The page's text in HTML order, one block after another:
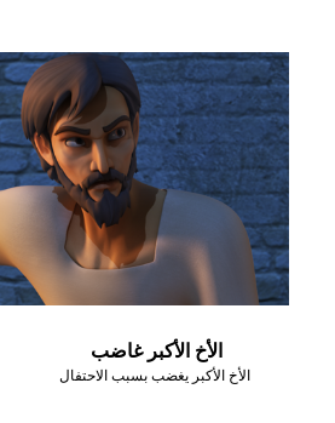
الأخ الأكبر غاضب
الأخ الأكبر يغضب بسبب الاحتفال